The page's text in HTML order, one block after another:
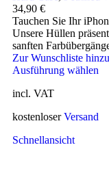
34,90 €
Tauchen Sie Ihr
Unsere Hüllen
sanften
Zur Wunschliste
Ausführung wählen
incl. VAT
kostenloserVersand
Schnellansicht